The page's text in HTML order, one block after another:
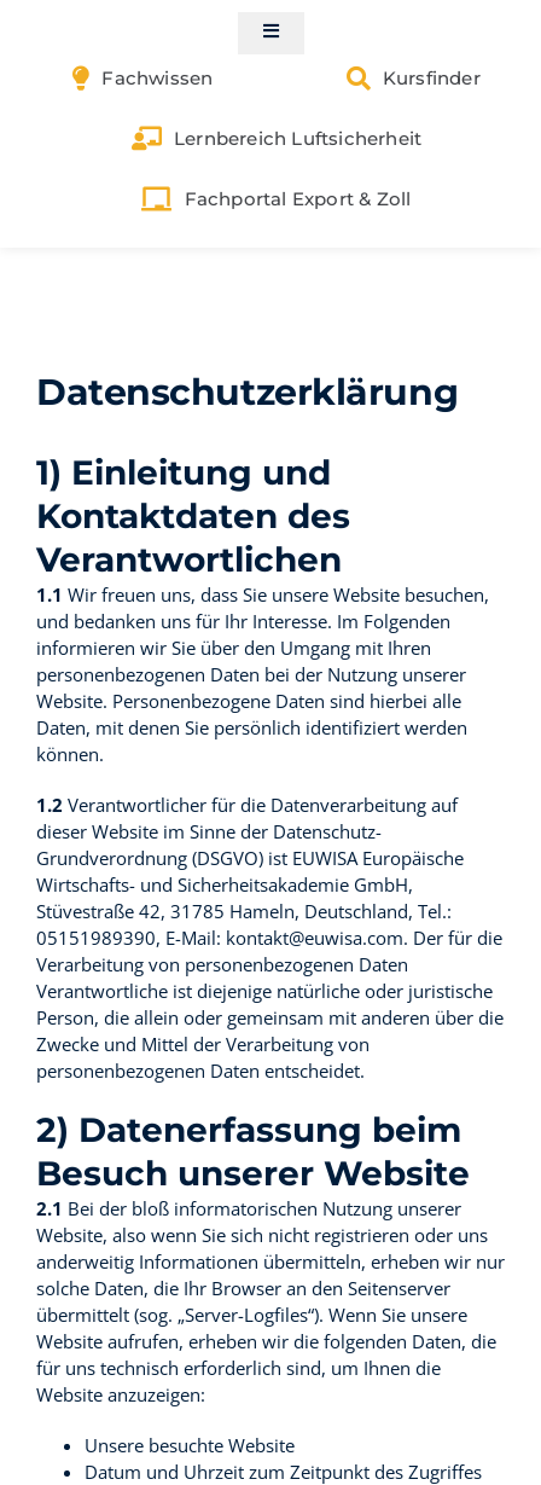
Toggle
Navigation
Buchungen | Shop
Fachwissen Kursfinder
Lernbereich Luftsicherheit
Fachportal Export & Zoll
Datenschutzerklärung
1) Einleitung und
Kontaktdaten des
Verantwortlichen
1.1 Wir freuen uns, dass Sie unsere Website besuchen,
und bedanken uns für Ihr Interesse. Im Folgenden
informieren wir Sie über den Umgang mit Ihren
personenbezogenen Daten bei der Nutzung unserer
Website. Personenbezogene Daten sind hierbei alle
Daten, mit denen Sie persönlich identifiziert werden
können.
1.2Verantwortlicher für die Datenverarbeitung auf
dieser Website im Sinne der Datenschutz-
Grundverordnung (DSGVO) ist EUWISA Europäische
Wirtschafts- und Sicherheitsakademie GmbH,
Stüvestraße 42, 31785 Hameln, Deutschland, Tel.:
05151989390, E-Mail: kontakt@euwisa.com. Der für die
Verarbeitung von personenbezogenen Daten
Verantwortliche ist diejenige natürliche oder juristische
Person, die allein oder gemeinsam mit anderen über die
Zwecke und Mittel der Verarbeitung von
personenbezogenen Daten entscheidet.
2) Datenerfassung beim
Besuch unserer Website
2.1 Bei der bloß informatorischen Nutzung unserer
Website, also wenn Sie sich nicht registrieren oder uns
anderweitig Informationen übermitteln, erheben wir nur
solche Daten, die Ihr Browser an den Seitenserver
übermittelt (sog. „Server-Logfiles“). Wenn Sie unsere
Website aufrufen, erheben wir die folgenden Daten, die
für uns technisch erforderlich sind, um Ihnen die
Website anzuzeigen:
Unsere besuchte Website
Datum und Uhrzeit zum Zeitpunkt des Zugriffes